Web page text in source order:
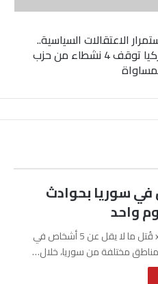
الاعتقالات السياسية..
تركيا توقف 4 نشطاء من حزب
في سوريا بحوادث
واحد
آفرين علو ـ xeber24.net قُتل ما لا يقل عن 5 أشخاص في
مختلفة من سوريا، خلال…